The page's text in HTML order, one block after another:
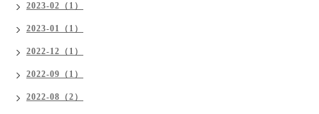
2023-02（1）
2023-01（1）
2022-12（1）
2022-09（1）
2022-08（2）